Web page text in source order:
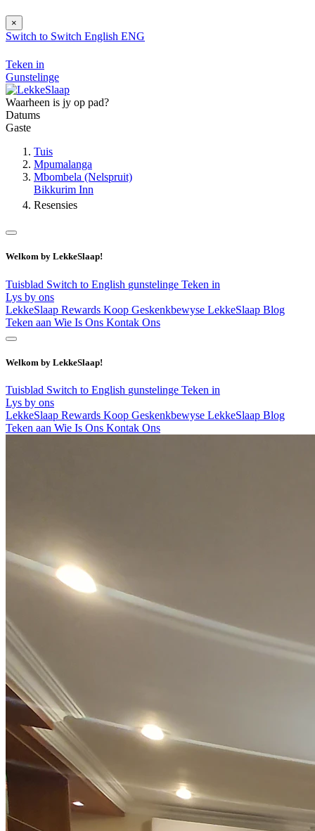
×
Switch to Switch English ENG
Teken in
Gunstelinge
Waarheen is jy op pad?
Datums
Gaste
Tuis
Mpumalanga
Mbombela (Nelspruit)
Bikkurim Inn
Resensies
Welkom by LekkeSlaap!
Tuisblad Switch to English gunstelinge Teken in
Lys by ons
LekkeSlaap Rewards Koop Geskenkbewyse LekkeSlaap Blog
Teken aan Wie Is Ons Kontak Ons
Welkom by LekkeSlaap!
Tuisblad Switch to English gunstelinge Teken in
Lys by ons
LekkeSlaap Rewards Koop Geskenkbewyse LekkeSlaap Blog
Teken aan Wie Is Ons Kontak Ons